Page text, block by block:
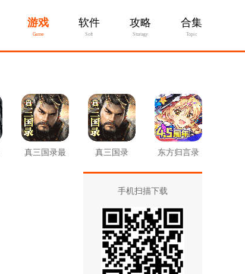
游戏
Game
软件
Soft
攻略
Stratagy
合集
Topic
真三国录最
真三国录 东方归言录
手机扫描下载